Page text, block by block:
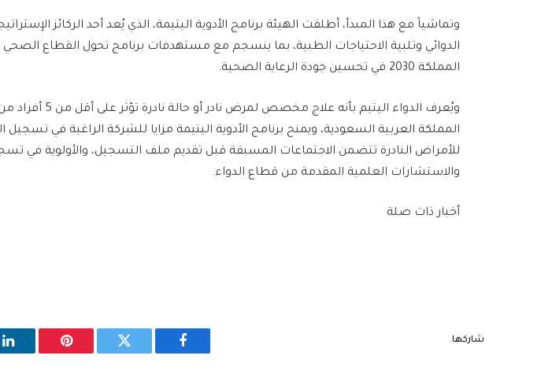
وتماشياً مع هذا المبدأ، أطلقت الهيئة برنامج الأدوية اليتيمة، الذي يُعد أحد الركائز
الدوائي وتلبية الاحتياجات الطبية، بما ينسجم مع مستهدفات برنامج تحول القطاع الصحي
المملكة 2030 في تحسين جودة الرعاية الصحية.
المملكة العربية السعودية، ويمنح برنامج الأدوية اليتيمة مزايا للشركة الراغبة في تسجيل
للأمراض النادرة تتضمن الاجتماعات المسبقة قبل تقديم ملف التسجيل، والأولوية في
والاستشارات العلمية المقدمة من قطاع الدواء.
أخبار ذات صلة
شاركها.
فيسبوك تويتر بينتيريست